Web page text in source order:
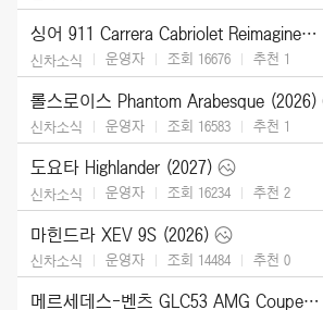
싱어 911 Carrera Cabriolet Reimagined Type 964 (2026)
신차소식 운영자 조회 16676 추천 1
롤스로이스 Phantom Arabesque (2026)
신차소식 운영자 조회 16583 추천 1
도요타 Highlander (2027)
신차소식 운영자 조회 16234 추천 2
마힌드라 XEV 9S (2026)
신차소식 운영자 조회 14484 추천 0
메르세데스-벤츠 GLC53 AMG Coupe (2027)